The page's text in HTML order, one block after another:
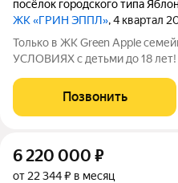
посёлок городского типа
ЖК «ГРИН ЭППЛ», 4 квартал
Toлькo в ЖК Green Apple
УCЛOВИЯХ c детьми до 18
инженерной инфраструктуры
квaртиру в ЖК Green Apple, Вы
Позвонить
6 220 000 ₽
от 22 344 ₽ в месяц